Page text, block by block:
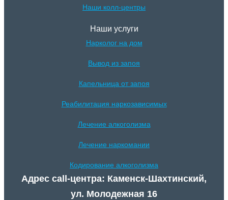
Наши колл-центры
Наши услуги
Нарколог на дом
Вывод из запоя
Капельница от запоя
Реабилитация наркозависимых
Лечение алкоголизма
Лечение наркомании
Кодирование алкоголизма
Адрес call-центра: Каменск-Шахтинский,
ул. Молодежная 16